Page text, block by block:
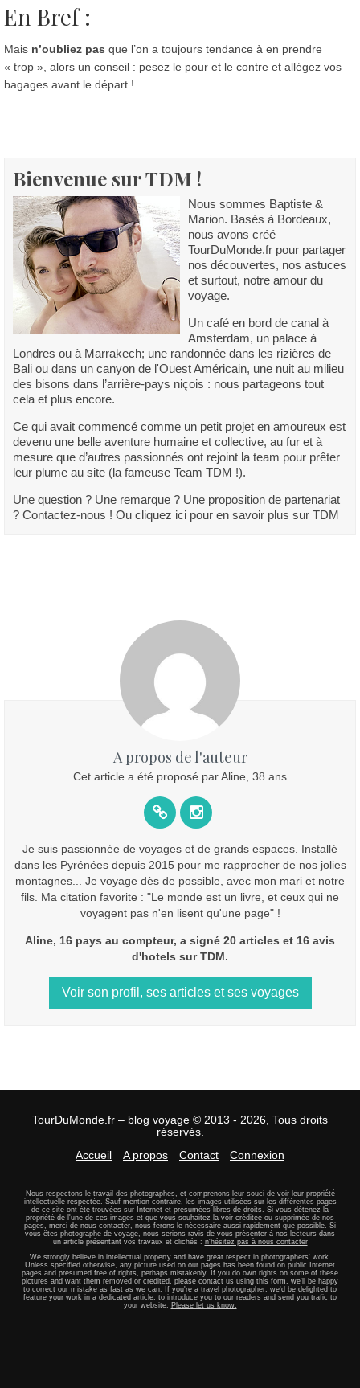
En Bref :
Mais n’oubliez pas que l’on a toujours tendance à en prendre
« trop », alors un conseil : pesez le pour et le contre et allégez vos
bagages avant le départ !
Bienvenue sur TDM !
Nous sommes Baptiste &
Marion. Basés à Bordeaux,
nous avons créé
TourDuMonde.fr pour partager
nos découvertes, nos astuces
et surtout, notre amour du
voyage.
Un café en bord de canal à
Amsterdam, un palace à
Londres ou à Marrakech; une randonnée dans les rizières de
Bali ou dans un canyon de l'Ouest Américain, une nuit au milieu
des bisons dans l’arrière-pays niçois : nous partageons tout
cela et plus encore.
Ce qui avait commencé comme un petit projet en amoureux est
devenu une belle aventure humaine et collective, au fur et à
mesure que d’autres passionnés ont rejoint la team pour prêter
leur plume au site (la fameuse Team TDM !).
Une question ? Une remarque ? Une proposition de partenariat
? Contactez-nous ! Ou cliquez ici pour en savoir plus sur TDM
A propos de l'auteur
Cet article a été proposé par Aline, 38 ans
Je suis passionnée de voyages et de grands espaces. Installé
dans les Pyrénées depuis 2015 pour me rapprocher de nos jolies
montagnes... Je voyage dès de possible, avec mon mari et notre
fils. Ma citation favorite : "Le monde est un livre, et ceux qui ne
voyagent pas n'en lisent qu'une page" !
Aline, 16 pays au compteur, a signé 20 articles et 16 avis
d'hotels sur TDM.
Voir son profil, ses articles et ses voyages
TourDuMonde.fr – blog voyage © 2013 - 2026, Tous droits
réservés.
Accueil
A propos Contact Connexion
Nous respectons le travail des photographes, et comprenons leur souci de voir leur propriété
intellectuelle respectée. Sauf mention contraire, les images utilisées sur les différentes pages
de ce site ont été trouvées sur Internet et présumées libres de droits. Si vous détenez la
propriété de l'une de ces images et que vous souhaitez la voir créditée ou supprimée de nos
pages, merci de nous contacter, nous ferons le nécessaire aussi rapidement que possible. Si
vous êtes photographe de voyage, nous serions ravis de vous présenter à nos lecteurs dans
un article présentant vos travaux et clichés : n'hésitez pas à nous contacter
We strongly believe in intellectual property and have great respect in photographers' work.
Unless specified otherwise, any picture used on our pages has been found on public Internet
pages and presumed free of rights, perhaps mistakenly. If you do own rights on some of these
pictures and want them removed or credited, please contact us using this form, we'll be happy
to correct our mistake as fast as we can. If you're a travel photographer, we'd be delighted to
feature your work in a dedicated article, to introduce you to our readers and send you trafic to
your website. Please let us know.